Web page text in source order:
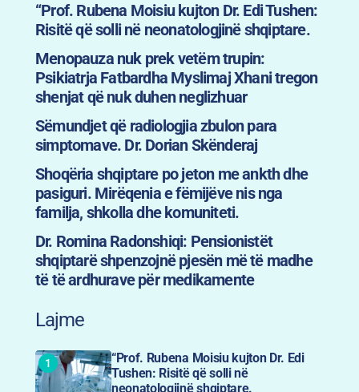
“Prof. Rubena Moisiu kujton Dr. Edi Tushen:
Risitë që solli në neonatologjinë shqiptare.
Menopauza nuk prek vetëm trupin:
Psikiatrja Fatbardha Myslimaj Xhani tregon
shenjat që nuk duhen neglizhuar
Sëmundjet që radiologjia zbulon para
simptomave. Dr. Dorian Skënderaj
Shoqëria shqiptare po jeton me ankth dhe
pasiguri. Mirëqenia e fëmijëve nis nga
familja, shkolla dhe komuniteti.
Dr. Romina Radonshiqi: Pensionistët
shqiptarë shpenzojnë pjesën më të madhe
të të ardhurave për medikamente
Lajme
“Prof. Rubena Moisiu kujton Dr. Edi
Tushen: Risitë që solli në
neonatologjinë shqiptare.